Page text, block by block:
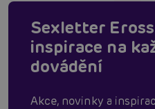
Sexletter
inspirace na
dovádění
Akce, novinky a